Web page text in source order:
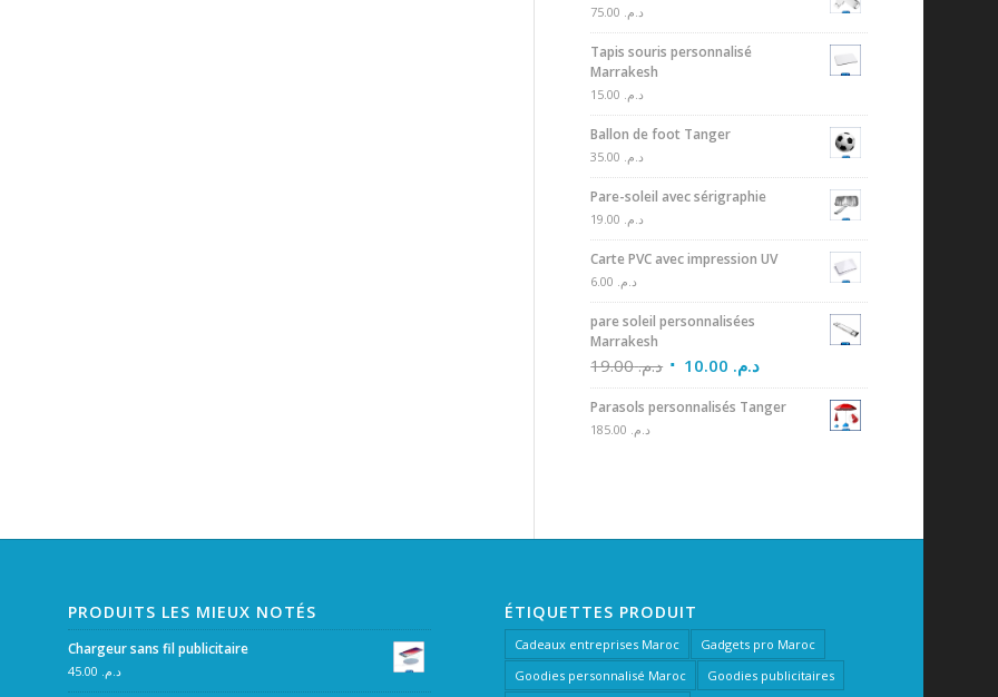
د.م.
Tapis souris personnalisé
Marrakesh
د.م.
Ballon de foot Tanger
د.م.
Pare-soleil avec sérigraphie
د.م.
Carte PVC avec impression UV
د.م.
pare soleil personnalisées
Marrakesh
د.م.19.00 د.م.
Parasols personnalisés Tanger
د.م.
PRODUITS LES MIEUX NOTÉS
Chargeur sans fil publicitaire
د.م.
ÉTIQUETTES PRODUIT
Cadeaux entreprises Maroc
Gadgets pro Maroc
Goodies personnalisé Maroc
Goodies publicitaires